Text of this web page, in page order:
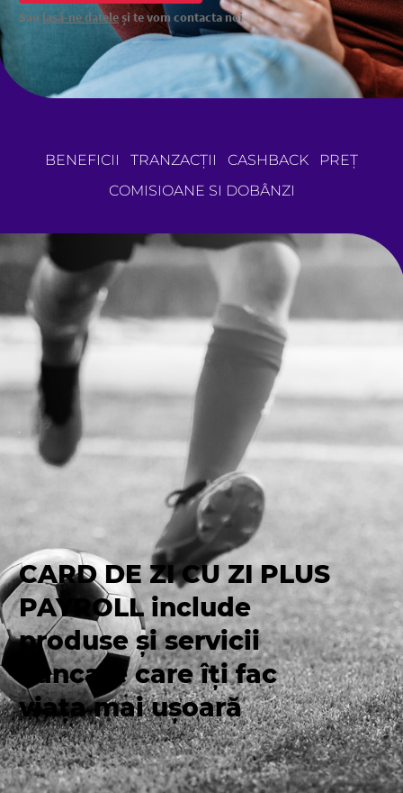
Sau lasă-ne dateleși te vom contacta noi
BENEFICII TRANZACȚII CASHBACK
PREȚ
COMISIOANE SI DOBÂNZI
CARD DE ZI CU ZI PLUS
PAYROLL include
produse și servicii
bancare care îți fac
viața mai ușoară